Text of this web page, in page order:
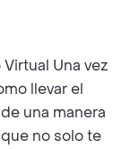
Una vez
llevar el
una manera
no solo te